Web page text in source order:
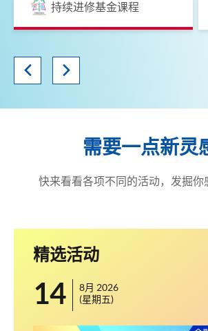
持续进修基金课程
需要一点新灵
快来看看各项不同的活动，发掘你
精选活动
14
8月 2026
(星期五)